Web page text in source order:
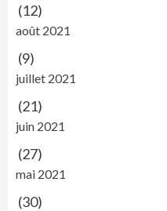
(12)
août 2021
(9)
juillet 2021
(21)
juin 2021
(27)
mai 2021
(30)